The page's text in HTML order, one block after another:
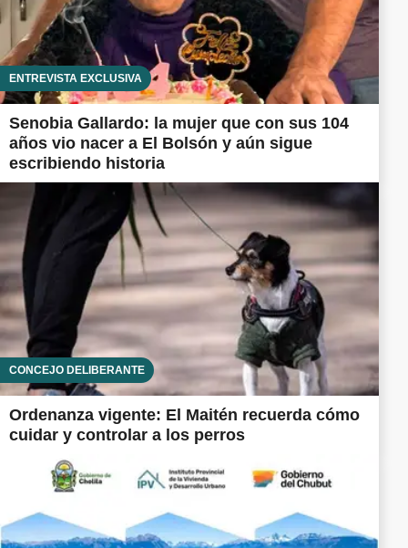
ENTREVISTA EXCLUSIVA
Senobia Gallardo: la mujer que con sus 104
años vio nacer a El Bolsón y aún sigue
escribiendo historia
CONCEJO DELIBERANTE
Ordenanza vigente: El Maitén recuerda cómo
cuidar y controlar a los perros